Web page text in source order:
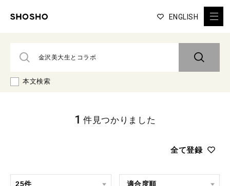
ENGLISH
本文検索
全て登録
1 件見つかりました